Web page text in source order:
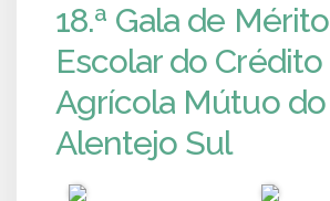
18.ª Gala de Mérito
Escolar do Crédito
Agrícola Mútuo do
Alentejo Sul